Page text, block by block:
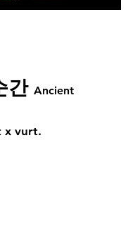
간 Ancient
x vurt.​